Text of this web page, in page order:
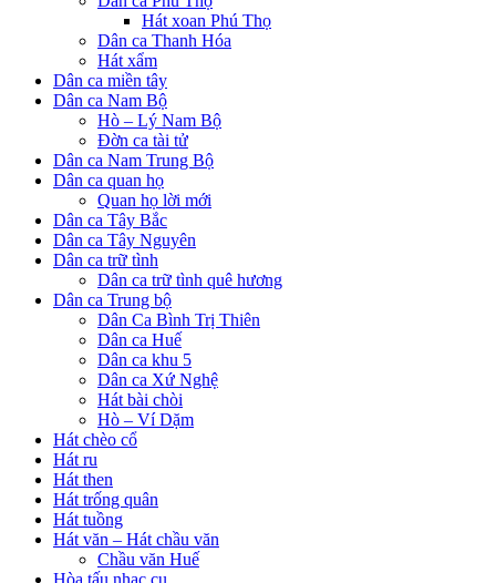
Hát xoan Phú Thọ
Dân ca Thanh Hóa
Hát xẩm
Dân ca miền tây
Dân ca Nam Bộ
Hò – Lý Nam Bộ
Đờn ca tài tử
Dân ca Nam Trung Bộ
Dân ca quan họ
Quan họ lời mới
Dân ca Tây Bắc
Dân ca Tây Nguyên
Dân ca trữ tình
Dân ca trữ tình quê hương
Dân ca Trung bộ
Dân Ca Bình Trị Thiên
Dân ca Huế
Dân ca khu 5
Dân ca Xứ Nghệ
Hát bài chòi
Hò – Ví Dặm
Hát chèo cổ
Hát ru
Hát then
Hát trống quân
Hát tuồng
Hát văn – Hát chầu văn
Chầu văn Huế
Hòa tấu nhạc cụ